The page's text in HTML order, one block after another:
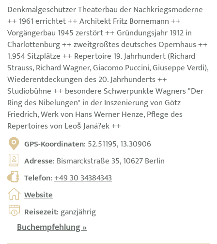
Denkmalgeschützer Theaterbau der Nachkriegsmoderne
++ 1961 errichtet ++ Architekt Fritz Bornemann ++
Vorgängerbau 1945 zerstört ++ Gründungsjahr 1912 in
Charlottenburg ++ zweitgrößtes deutsches Opernhaus ++
1.954 Sitzplätze ++ Repertoire 19. Jahrhundert (Richard
Strauss, Richard Wagner, Giacomo Puccini, Giuseppe Verdi),
Wiederentdeckungen des 20. Jahrhunderts ++
Studiobühne ++ besondere Schwerpunkte Wagners "Der
Ring des Nibelungen" in der Inszenierung von Götz
Friedrich, Werk von Hans Werner Henze, Pflege des
Repertoires von Leoš Janá?ek ++
GPS-Koordinaten: 52.51195, 13.30906
Adresse: Bismarckstraße 35, 10627 Berlin
Telefon:+49 30 34384343
Website
Reisezeit: ganzjährig
Buchempfehlung »